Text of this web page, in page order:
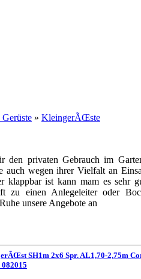
» KleingerÃŒste
den privaten Gebrauch im
auch wegen ihrer Vielfalt an
klappbar ist kann mam es sehr
zu einen Anlegeleiter oder
unsere Angebote an
SH1m 2x6 Spr. AL1,70-2,75m